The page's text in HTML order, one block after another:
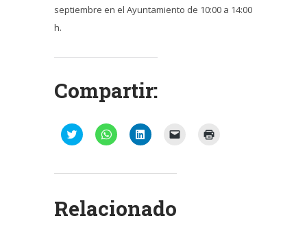
septiembre en el Ayuntamiento de 10:00 a 14:00
h.
Compartir:
Haz
clic
Twitter
en
una
Haz
clic
WhatsApp
en
una
Haz
clic
LinkedIn
en
una
Relacionado